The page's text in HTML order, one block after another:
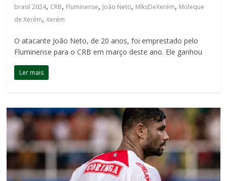
brasil 2024, CRB, Fluminense, João Neto, MlksDeXerém, Moleque
de Xerém,Xerém
O atacante João Neto, de 20 anos, foi emprestado pelo
Fluminense para o CRB em março deste ano. Ele ganhou
Ler mais